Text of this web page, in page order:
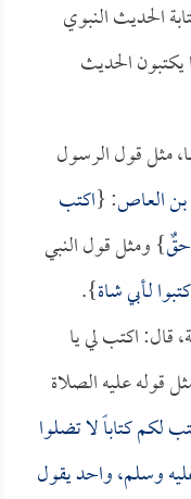
الحديث النبوي
الحديث
مثل قول الرسول
بن العاص: {اكتب
حقٌ} ومثل قول النبي
لـأبي شاة}.
قال: اكتب لي يا
قوله عليه الصلاة
لكم كتاباً لا تضلوا
وسلم، واحد يقول